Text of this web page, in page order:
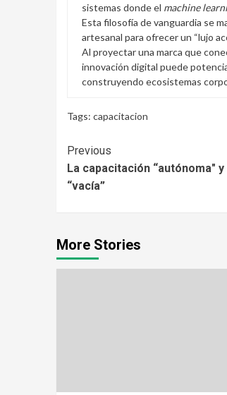
sistemas donde el machine
Esta filosofía de vanguardia se
artesanal para ofrecer un “lujo
Al proyectar una marca que
innovación digital puede
construyendo ecosistemas
Tags: capacitacion
Continue
Reading
Previous
La capacitación “autónoma"
“vacía”
More Stories